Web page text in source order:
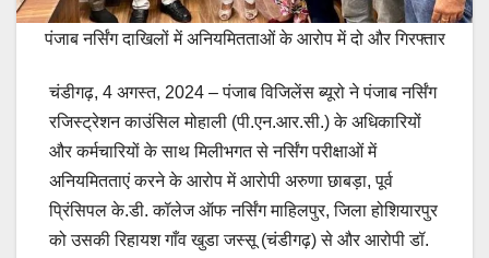
पंजाब नर्सिंग दाखिलों में अनियमितताओं के आरोप में दो और गिरफ्तार
चंडीगढ़, 4 अगस्त, 2024 – पंजाब विजिलेंस ब्यूरो ने पंजाब नर्सिंग
रजिस्ट्रेशन काउंसिल मोहाली (पी.एन.आर.सी.) के अधिकारियों
और कर्मचारियों के साथ मिलीभगत से नर्सिंग परीक्षाओं में
अनियमितताएं करने के आरोप में आरोपी अरुणा छाबड़ा, पूर्व
प्रिंसिपल के.डी. कॉलेज ऑफ नर्सिंग माहिलपुर, जिला होशियारपुर
को उसकी रिहायश गाँव खुडा जस्सू (चंडीगढ़) से और आरोपी डॉ.